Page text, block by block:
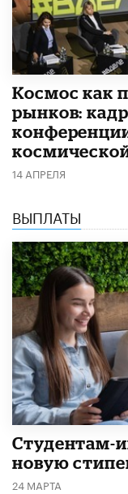
Космос как
рынков:
14 АПРЕЛЯ
ВЫПЛАТЫ
Студентам-
новую
24 МАРТА